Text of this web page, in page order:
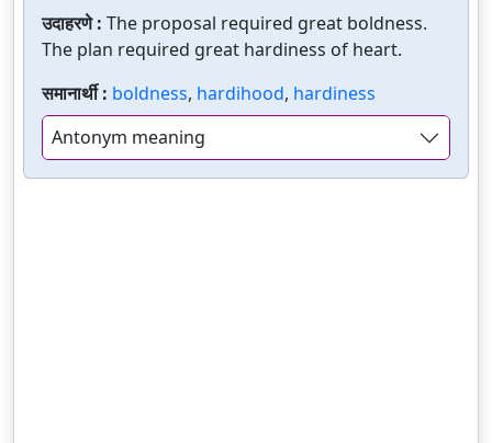
उदाहरणे : The proposal required great boldness.
The plan required great hardiness of heart.
समानार्थी : boldness, hardihood, hardiness
Antonym meaning